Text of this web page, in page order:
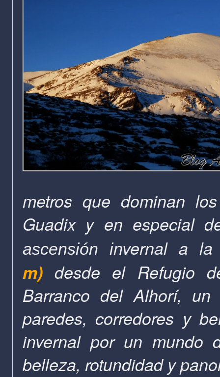
metros que dominan
Guadix y en especial
ascensión invernal a
m) desde el Refugio
Barranco del Alhorí, un
paredes, corredores y
invernal por un mundo
belleza, rotundidad y